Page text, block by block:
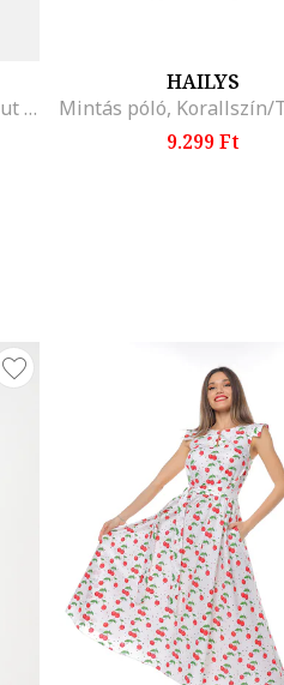
Kerek nyakú organikuspamut póló gyümölcsös mintával, Halványsárga
HAILYS
9.299 Ft